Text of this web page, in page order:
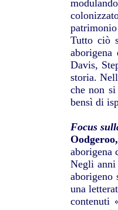
Tutto ciò
Davis,
storia.
che non
bensì di
Focus
aborigena
Negli anni
aborigeno
una
contenuti